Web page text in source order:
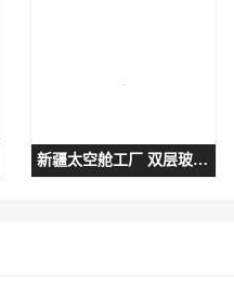
新疆太空舱工厂 双层玻璃隔温噪